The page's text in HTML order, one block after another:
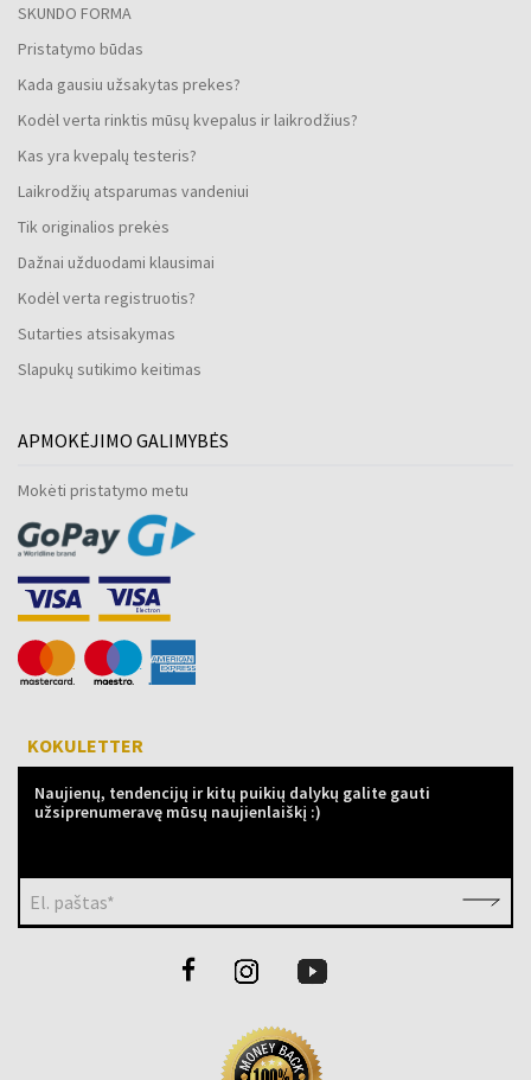
SKUNDO FORMA
Pristatymo būdas
Kada gausiu užsakytas prekes?
Kodėl verta rinktis mūsų kvepalus ir laikrodžius?
Kas yra kvepalų testeris?
Laikrodžių atsparumas vandeniui
Tik originalios prekės
Dažnai užduodami klausimai
Kodėl verta registruotis?
Sutarties atsisakymas
Slapukų sutikimo keitimas
APMOKĖJIMO GALIMYBĖS
Mokėti pristatymo metu
KOKULETTER
Naujienų, tendencijų ir kitų puikių dalykų galite gauti
užsiprenumeravę mūsų naujienlaiškį :)
El. paštas*